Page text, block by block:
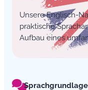
Unsere Englisch-
praktische
Aufbau eines